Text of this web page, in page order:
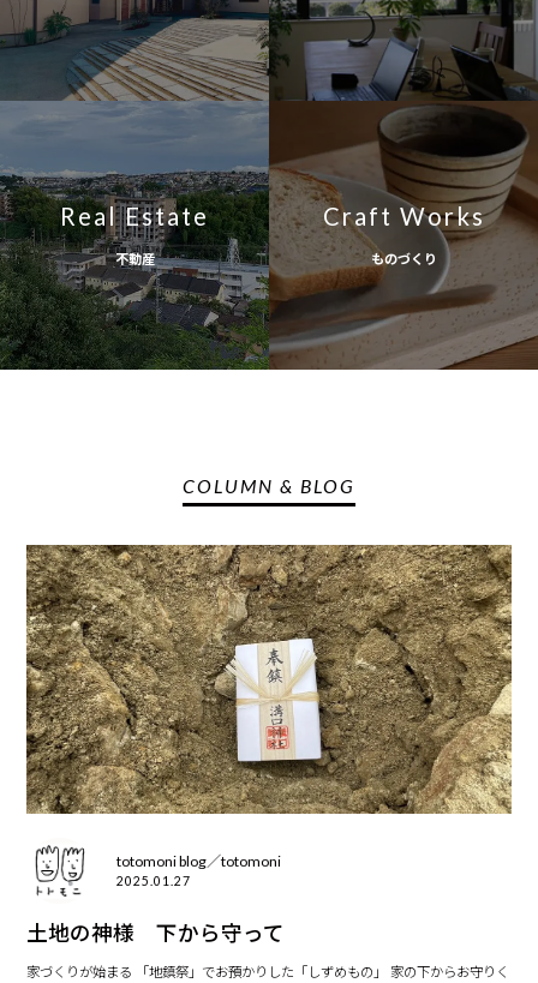
Real Estate
不動産
Craft Works
ものづくり
COLUMN & BLOG
totomoni blog／totomoni
2025.01.27
土地の神様 下から守って
家づくりが始まる 「地鎮祭」でお預かりした「しずめもの」 家の下からお守りく